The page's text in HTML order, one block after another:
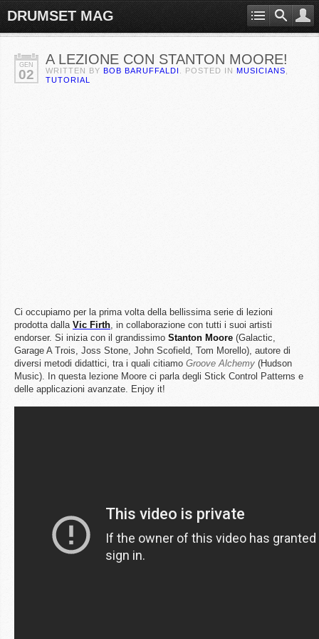
DRUMSET MAG
GEN
02
A LEZIONE CON STANTON MOORE!
WRITTEN BY BOB BARUFFALDI . POSTED IN MUSICIANS
TUTORIAL
Ci occupiamo per la prima volta della bellissima serie di lezioni
prodotta dalla Vic Firth, in collaborazione con tutti i suoi artisti
endorser. Si inizia con il grandissimo Stanton Moore (Galactic,
Garage A Trois, Joss Stone, John Scofield, Tom Morello), autore di
diversi metodi didattici, tra i quali citiamo Groove Alchemy (Hudson
Music). In questa lezione Moore ci parla degli Stick Control Patterns e
delle applicazioni avanzate. Enjoy it!